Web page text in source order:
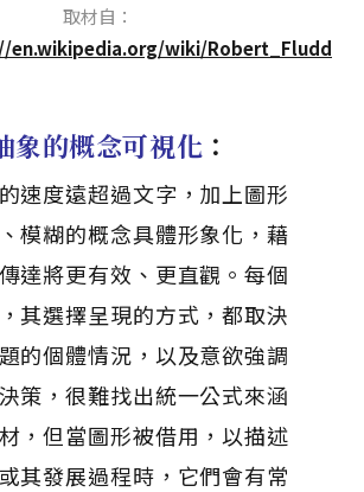
取材自：
en.wikipedia.org/wiki/Robert_Fludd
象的概念可視化 ：
速度遠超過文字，加上圖形
模糊的概念具體形象化，藉
達將更有效、更直觀。每個
其選擇呈現的方式，都取決
的個體情況，以及意欲強調
策，很難找出統一公式來涵
，但當圖形被借用，以描述
其發展過程時，它們會有常